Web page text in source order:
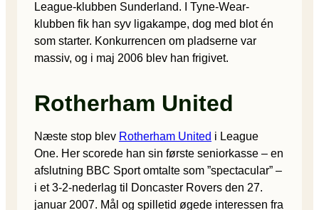
League-klubben Sunderland. I Tyne-Wear-
klubben fik han syv ligakampe, dog med blot én
som starter. Konkurrencen om pladserne var
massiv, og i maj 2006 blev han frigivet.
Rotherham United
Næste stop blev Rotherham United i League
One. Her scorede han sin første seniorkasse – en
afslutning BBC Sport omtalte som ”spectacular” –
i et 3-2-nederlag til Doncaster Rovers den 27.
januar 2007. Mål og spilletid øgede interessen fra